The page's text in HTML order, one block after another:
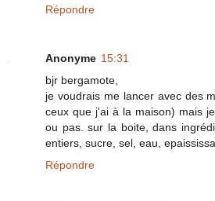
Répondre
Anonyme 15:31
bjr bergamote,
je voudrais me lancer avec des
ceux que j'ai à la maison) mais
ou pas. sur la boite, dans
entiers, sucre, sel, eau,
Répondre